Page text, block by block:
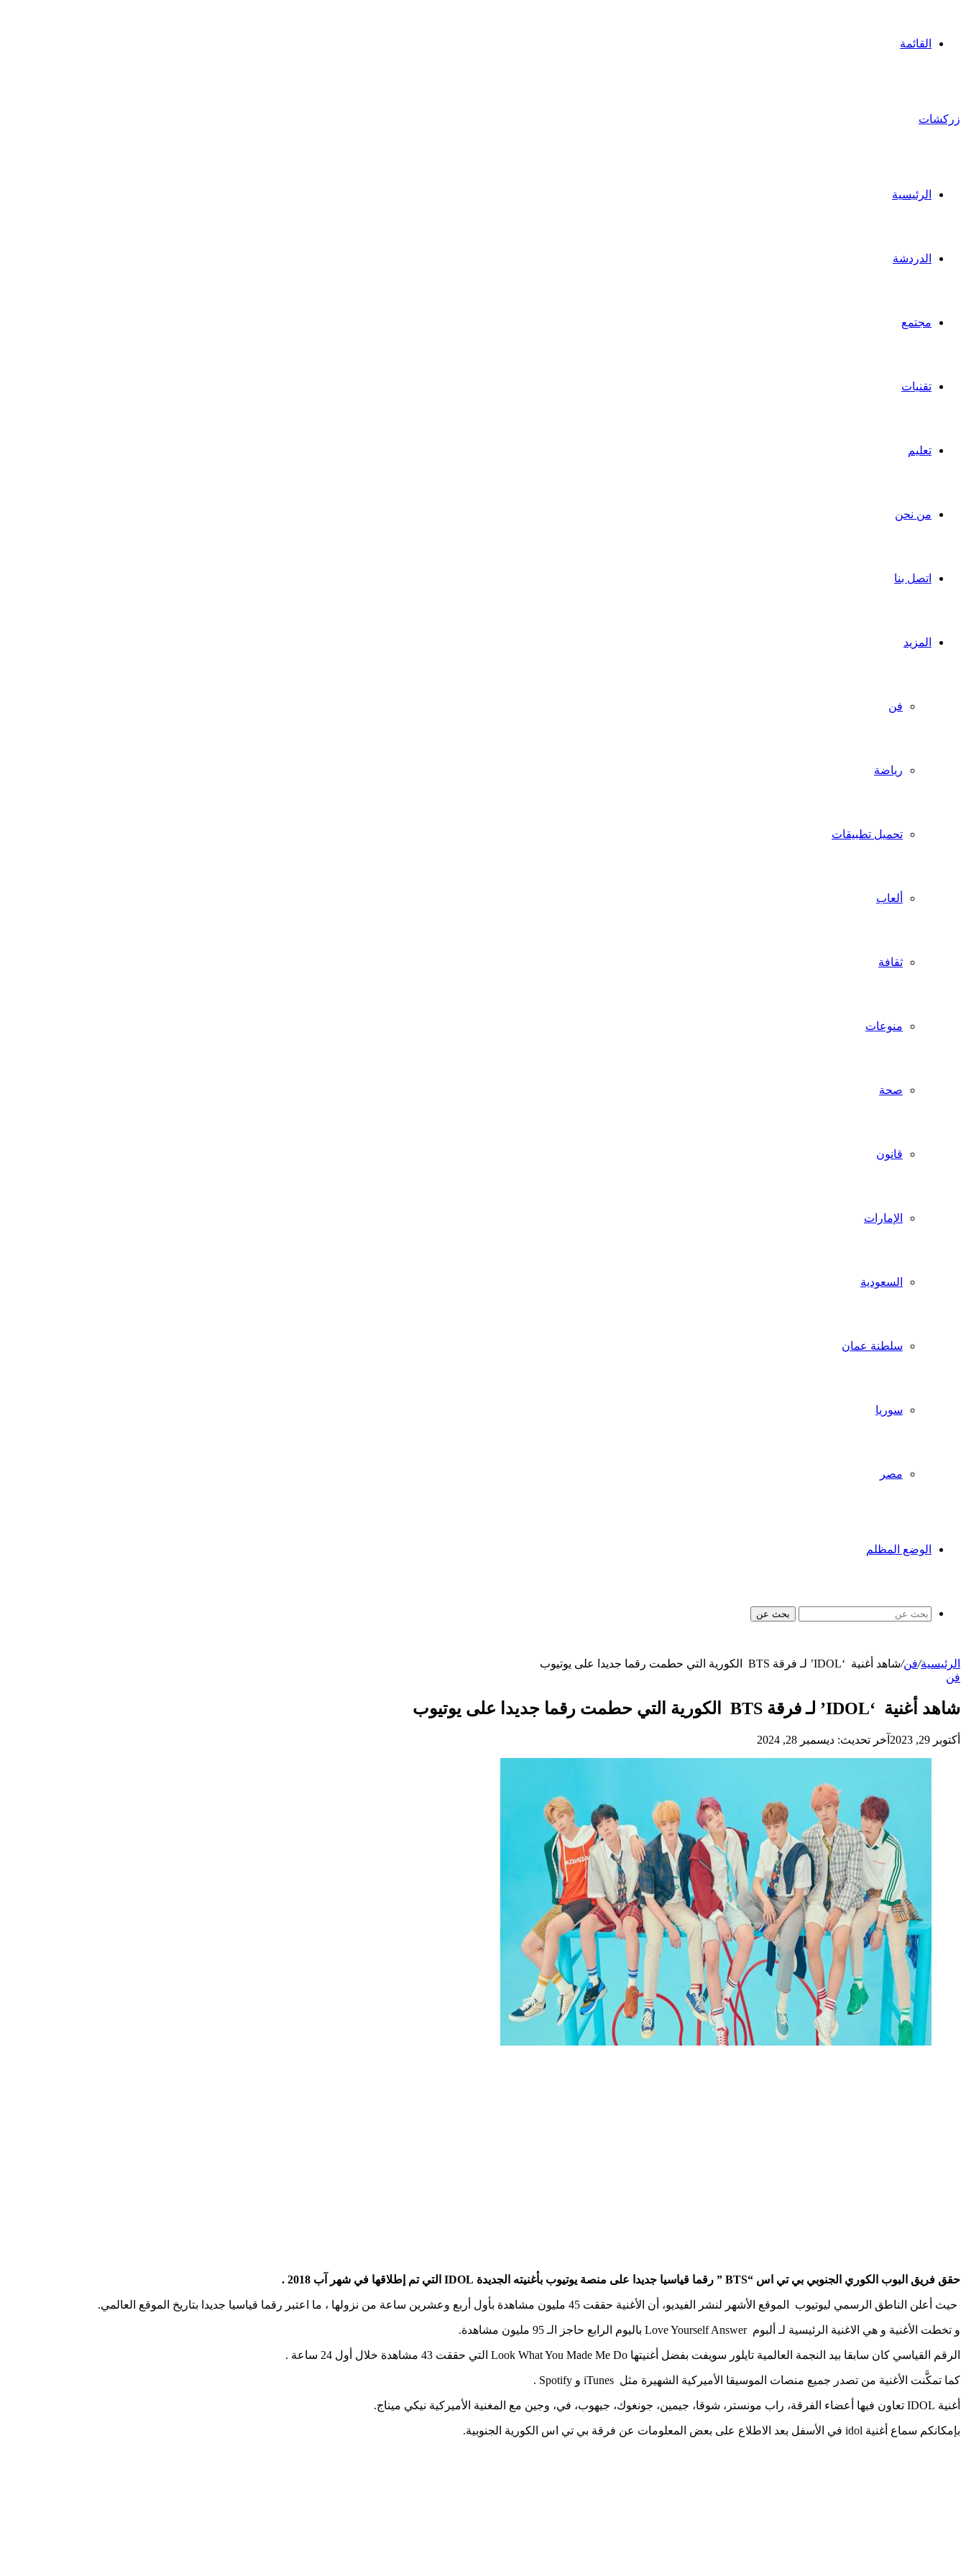
القائمة
زركشات
الرئيسية
الدردشة
مجتمع
تقنيات
تعليم
من نحن
اتصل بنا
المزيد
فن
رياضة
تحميل تطبيقات
ألعاب
ثقافة
منوعات
صحة
قانون
الإمارات
السعودية
سلطنة عمان
سوريا
مصر
الوضع المظلم
بحث عن
الرئيسية/فن/شاهد أغنية ‘IDOL’ لـ فرقة BTS الكورية التي حطمت رقما جديدا على يوتيوب
فن
شاهد أغنية ‘IDOL’ لـ فرقة BTS الكورية التي حطمت رقما جديدا على يوتيوب
أكتوبر 29, 2023 آخر تحديث: ديسمبر 28, 2024
حقق فريق البوب الكوري الجنوبي بي تي اس “BTS ” رقما قياسيا جديدا على منصة يوتيوب بأغنيته الجديدة IDOL التي تم إطلاقها في شهر آب 2018 .
حيث أعلن الناطق الرسمي ليوتيوب الموقع الأشهر لنشر الفيديو، أن الأغنية حققت 45 مليون مشاهدة بأول أربع وعشرين ساعة من نزولها ، ما اعتبر رقما قياسيا جديدا بتاريخ الموقع العالمي.
و تخطت الأغنية و هي الاغنية الرئيسية لـ ألبوم Love Yourself Answer باليوم الرابع حاجز الـ 95 مليون مشاهدة.
الرقم القياسي كان سابقا بيد النجمة العالمية تايلور سويفت بفضل أغنيتها Look What You Made Me Do التي حققت 43 مشاهدة خلال أول 24 ساعة .
كما تمكَّنت الأغنية من تصدر جميع منصات الموسيقا الأميركية الشهيرة مثل iTunes و Spotify .
أغنية IDOL تعاون فيها أعضاء الفرقة، راب مونستر، شوقا، جيمين، جونغوك، جيهوب، في، وجين مع المغنية الأميركية نيكي ميناج.
بإمكانكم سماع أغنية idol في الأسفل بعد الاطلاع على بعض المعلومات عن فرقة بي تي اس الكورية الجنوبية.